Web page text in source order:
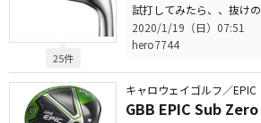
25件
2020/1/19（日）07:51
hero7744
キャロウェイゴルフ／EPIC
GBB EPIC Sub